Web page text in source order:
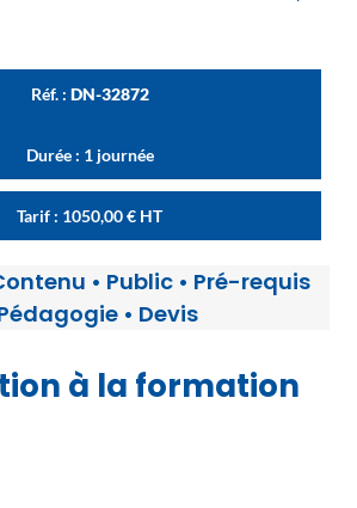
Réf. : DN-32872
Durée : 1 journée
Tarif : 1050,00€ HT
• Public • Pré-requis
• Devis
à la formation